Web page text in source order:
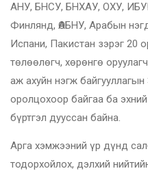
АНУ, БНСУ, БНХАУ, ОХУ,
Финлянд, ӨАБНУ, Арабын
Испани, Пакистан зэрэг 20
төлөөлөгч, хөрөнгө
аж ахуйн нэгж байгууллагын
оролцохоор байгаа ба
бүртгэл дууссан байна.
Арга хэмжээний үр дүнд
тодорхойлох, дэлхий